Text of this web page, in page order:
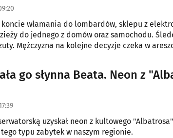
włamania do lombardów, sklepu z
do jednego z domów oraz samochodu.
Mężczyzna na kolejne decyzje czeka w
go słynna Beata. Neon z
uzyskał neon z kultowego
typu zabytek w naszym regionie.